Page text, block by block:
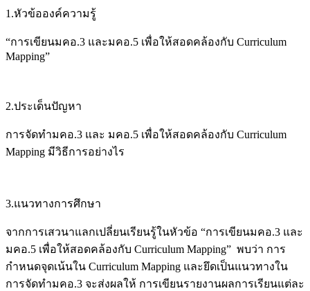
1.หัวข้อองค์ความรู้
“การเขียนมคอ.3 และมคอ.5 เพื่อให้สอดคล้องกับ Curriculum
Mapping”
2.ประเด็นปัญหา
การจัดทำมคอ.3 และ มคอ.5 เพื่อให้สอดคล้องกับ Curriculum
Mapping มีวิธีการอย่างไร
3.แนวทางการศึกษา
จากการเสวนาแลกเปลี่ยนเรียนรู้ในหัวข้อ “การเขียนมคอ.3 และ
มคอ.5 เพื่อให้สอดคล้องกับ Curriculum Mapping” พบว่า การ
กำหนดจุดเน้นใน Curriculum Mapping และยึดเป็นแนวทางใน
การจัดทำมคอ.3 จะส่งผลให้ การเขียนรายงานผลการเรียนแต่ละ